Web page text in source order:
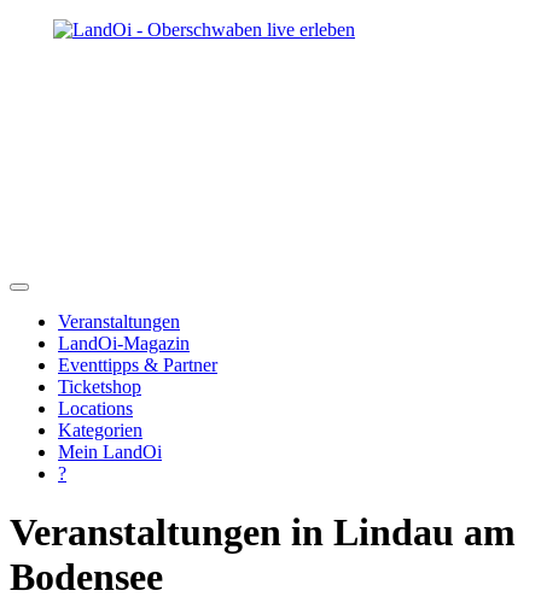
Veranstaltungen
LandOi-Magazin
Eventtipps & Partner
Ticketshop
Locations
Kategorien
Mein LandOi
?
Veranstaltungen in Lindau am
Bodensee